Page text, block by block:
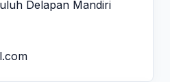
Delapan Mandiri